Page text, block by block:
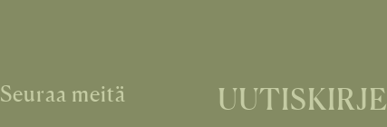
Seuraa meitä UUTISKIRJE